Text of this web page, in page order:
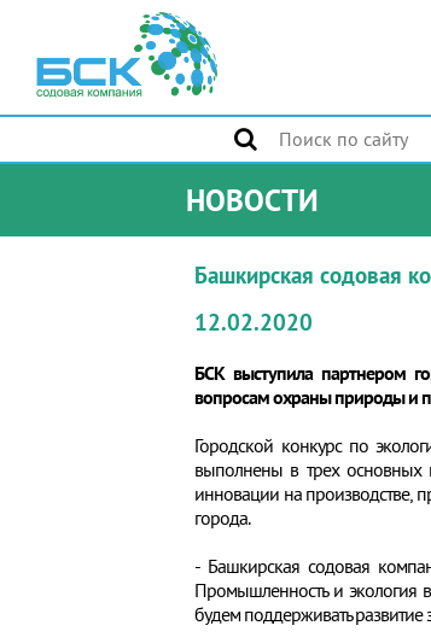
НОВОСТИ
Башкирская содовая
12.02.2020
БСК выступила партнером
вопросам охраны природы и
Городской конкурс по
выполнены в трех основных
инновации на производстве,
города.
- Башкирская содовая
Промышленность и экология
будем поддерживать